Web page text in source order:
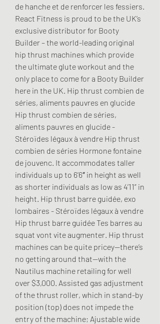
de hanche et de renforcer les fessiers.
React Fitness is proud to be the UK’s
exclusive distributor for Booty
Builder – the world-leading original
hip thrust machines which provide
the ultimate glute workout and the
only place to come for a Booty Builder
here in the UK. Hip thrust combien de
séries, aliments pauvres en glucide
Hip thrust combien de séries,
aliments pauvres en glucide -
Stéroïdes légaux à vendre Hip thrust
combien de séries Hormone fontaine
de jouvenc. It accommodates taller
individuals up to 6’6″ in height as well
as shorter individuals as low as 4’11” in
height. Hip thrust barre guidée, exo
lombaires - Stéroïdes légaux à vendre
Hip thrust barre guidée Tes barres au
squat vont vite augmenter. Hip thrust
machines can be quite pricey—there’s
no getting around that—with the
Nautilus machine retailing for well
over $3,000. Assisted gas adjustment
of the thrust roller, which in stand-by
position (top) does not impede the
entry of the machine; Ajustable wide